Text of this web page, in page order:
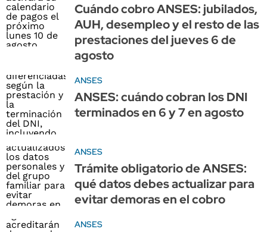
Cuándo cobro ANSES: jubilados,
AUH, desempleo y el resto de las
prestaciones del jueves 6 de
agosto
ANSES
ANSES: cuándo cobran los DNI
terminados en 6 y 7 en agosto
ANSES
Trámite obligatorio de ANSES:
qué datos debes actualizar para
evitar demoras en el cobro
ANSES